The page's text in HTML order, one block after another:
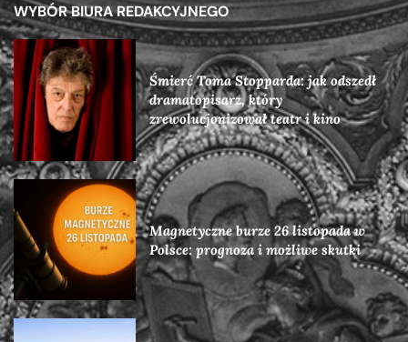
WYBÓR BIURA REDAKCYJNEGO
Śmierć Toma Stopparda: jak odszedł
dramatopisarz, który
zrewolucjonizował teatr i kino
Magnetyczne burze 26 listopada w
Polsce: prognoza i możliwe skutki